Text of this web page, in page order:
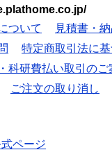
ついて
見積書・
特定商取引法に
科研費払い取引のご
ご注文の取り消し
ページ